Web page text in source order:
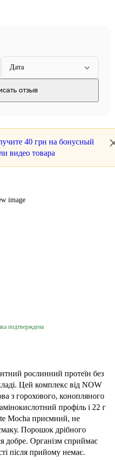
Дата
отзыв
40 грн на бонусный
видео товара
подтверждена
рослинний протеїн без
Цей комплекс від NOW
з горохового, конопляного
профіль і 22 г
Mocha приємний, не
Порошок дрібного
добре. Організм сприймає
після прийому немає.